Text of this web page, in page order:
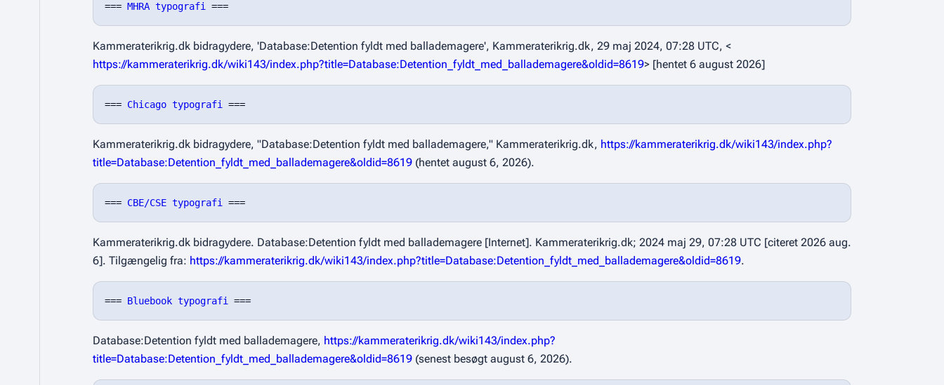
=== MHRA typografi
Kammeraterikrig.dk bidragydere, 'Database:Detention fyldt med ballademagere', Kammeraterikrig.dk, 29 maj 2024, 07:28 UTC, <
https://kammeraterikrig.dk/wiki143/index.php?title=Database:Detention_fyldt_med_ballademagere&oldid=8619> [hentet 6 august 2026]
=== Chicago typografi
Kammeraterikrig.dk bidragydere, "Database:Detention fyldt med ballademagere," Kammeraterikrig.dk, https://kammeraterikrig.dk/wiki143/index.php?
title=Database:Detention_fyldt_med_ballademagere&oldid=8619 (hentet august 6, 2026).
=== CBE/CSE typografi
Kammeraterikrig.dk bidragydere. Database:Detention fyldt med ballademagere [Internet]. Kammeraterikrig.dk; 2024 maj 29, 07:28 UTC [citeret 2026 aug.
6]. Tilgængelig fra: https://kammeraterikrig.dk/wiki143/index.php?title=Database:Detention_fyldt_med_ballademagere&oldid=8619.
=== Bluebook typografi
Database:Detention fyldt med ballademagere, https://kammeraterikrig.dk/wiki143/index.php?
title=Database:Detention_fyldt_med_ballademagere&oldid=8619 (senest besøgt august 6, 2026).